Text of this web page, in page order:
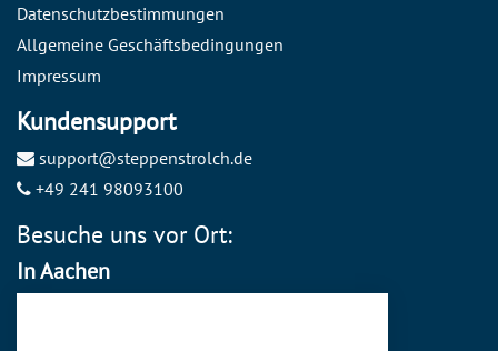
Besuche uns vor Ort:
In Aachen
Datenschutzbestimmungen
Allgemeine Geschäftsbedingungen
Impressum
Kundensupport
support@steppenstrolch.de
+49 241 98093100